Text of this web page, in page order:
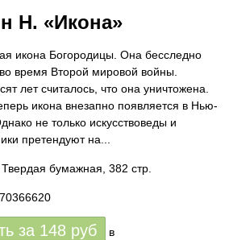
Н. «Икона»
икона Богородицы. Она бесследно
время Второй мировой войны.
лет считалось, что она уничтожена.
икона внезапно появляется в Нью-
не только искусствоведы и
претендуют на...
бумажная, 382 стр.
за 148 руб в